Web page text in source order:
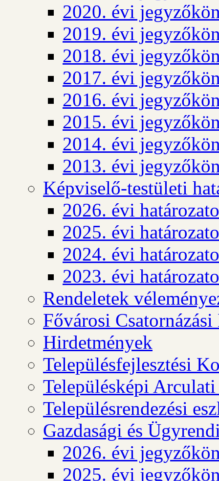
2020. évi
2019. évi
2018. évi
2017. évi
2016. évi
2015. évi
2014. évi
2013. évi
Képviselő-testületi
2026. évi
2025. évi
2024. évi
2023. évi
Rendeletek
Fővárosi
Hirdetmények
Településfejlesztési
Településképi
Településrendezési
Gazdasági és
2026. évi
2025. évi